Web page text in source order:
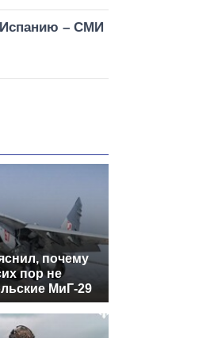
– СМИ
почему
пор не
МиГ-29